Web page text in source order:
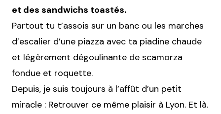
et des sandwichs toastés.
Partout tu t’assois sur un banc ou les marches
d’escalier d’une piazza avec ta piadine chaude
et légèrement dégoulinante de scamorza
fondue et roquette.
Depuis, je suis toujours à l’affût d’un petit
miracle : Retrouver ce même plaisir à Lyon. Et là.